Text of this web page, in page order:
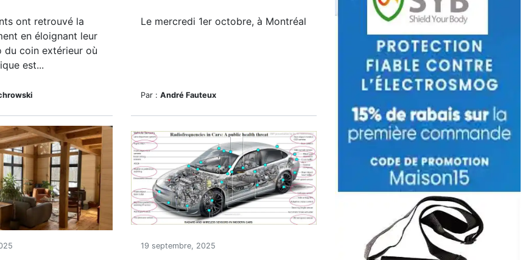
ont retrouvé la
en éloignant leur
du coin extérieur où
est...
Le mercredi 1er octobre, à Montréal
Par : André Fauteux
19 septembre, 2025